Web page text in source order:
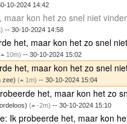
10-2024 14:42
kon het zo snel niet
-- 30-10-2024 14:58
het, maar kon het zo snel
10m) -- 30-10-2024 15:02
het, maar kon het zo snel
zee) ( 1m) -- 30-10-2024 15:04
het, maar kon het zo
( -2m) -- 30-10-2024 15:10
Ik probeerde het, maar kon